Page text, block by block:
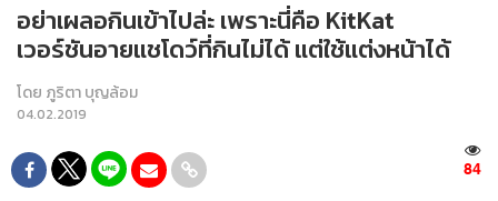
อย่าเผลอกินเข้าไปล่ะ เพราะนี่คือ KitKat
เวอร์ชันอายแชโดว์ที่กินไม่ได้ แต่ใช้แต่งหน้าได้
โดย ภูริตา บุญล้อม
04.02.2019
84